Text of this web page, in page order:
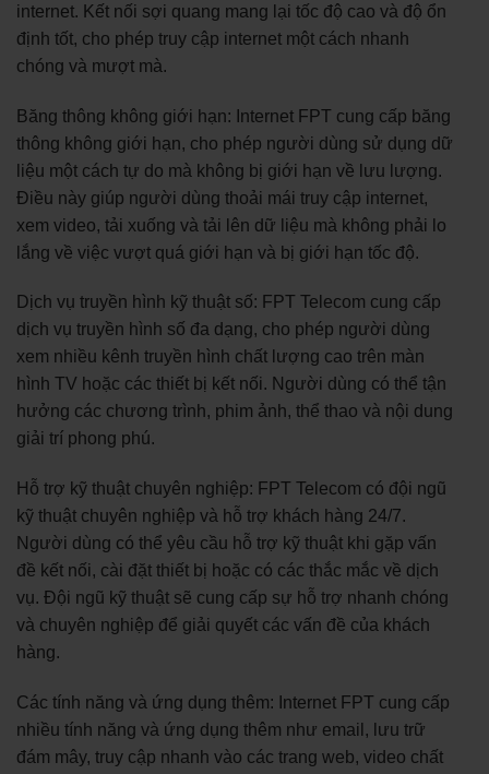
internet. Kết nối sợi quang mang lại tốc độ cao và độ ổn
định tốt, cho phép truy cập internet một cách nhanh
chóng và mượt mà.
Băng thông không giới hạn: Internet FPT cung cấp băng
thông không giới hạn, cho phép người dùng sử dụng dữ
liệu một cách tự do mà không bị giới hạn về lưu lượng.
Điều này giúp người dùng thoải mái truy cập internet,
xem video, tải xuống và tải lên dữ liệu mà không phải lo
lắng về việc vượt quá giới hạn và bị giới hạn tốc độ.
Dịch vụ truyền hình kỹ thuật số: FPT Telecom cung cấp
dịch vụ truyền hình số đa dạng, cho phép người dùng
xem nhiều kênh truyền hình chất lượng cao trên màn
hình TV hoặc các thiết bị kết nối. Người dùng có thể tận
hưởng các chương trình, phim ảnh, thể thao và nội dung
giải trí phong phú.
Hỗ trợ kỹ thuật chuyên nghiệp: FPT Telecom có đội ngũ
kỹ thuật chuyên nghiệp và hỗ trợ khách hàng 24/7.
Người dùng có thể yêu cầu hỗ trợ kỹ thuật khi gặp vấn
đề kết nối, cài đặt thiết bị hoặc có các thắc mắc về dịch
vụ. Đội ngũ kỹ thuật sẽ cung cấp sự hỗ trợ nhanh chóng
và chuyên nghiệp để giải quyết các vấn đề của khách
hàng.
Các tính năng và ứng dụng thêm: Internet FPT cung cấp
nhiều tính năng và ứng dụng thêm như email, lưu trữ
đám mây, truy cập nhanh vào các trang web, video chất